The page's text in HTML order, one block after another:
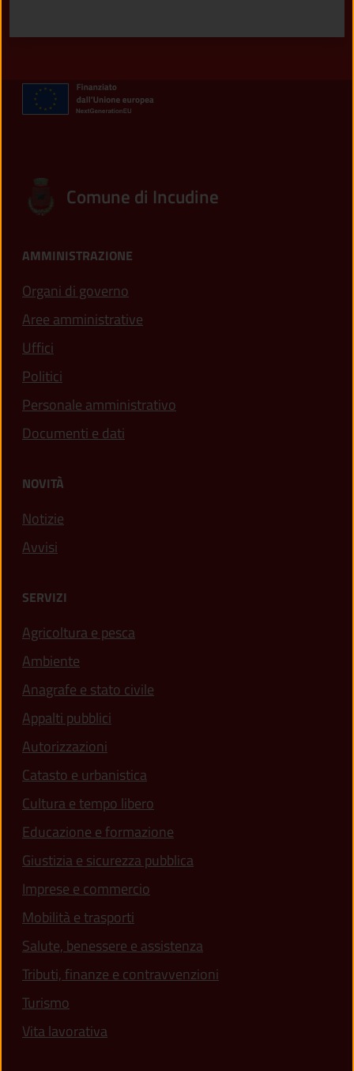
Comune di Incudine
AMMINISTRAZIONE
Organi di governo
Aree amministrative
Uffici
Politici
Personale amministrativo
Documenti e dati
NOVITÀ
Notizie
Avvisi
SERVIZI
Agricoltura e pesca
Ambiente
Anagrafe e stato civile
Appalti pubblici
Autorizzazioni
Catasto e urbanistica
Cultura e tempo libero
Educazione e formazione
Giustizia e sicurezza pubblica
Imprese e commercio
Mobilità e trasporti
Salute, benessere e assistenza
Tributi, finanze e contravvenzioni
Turismo
Vita lavorativa